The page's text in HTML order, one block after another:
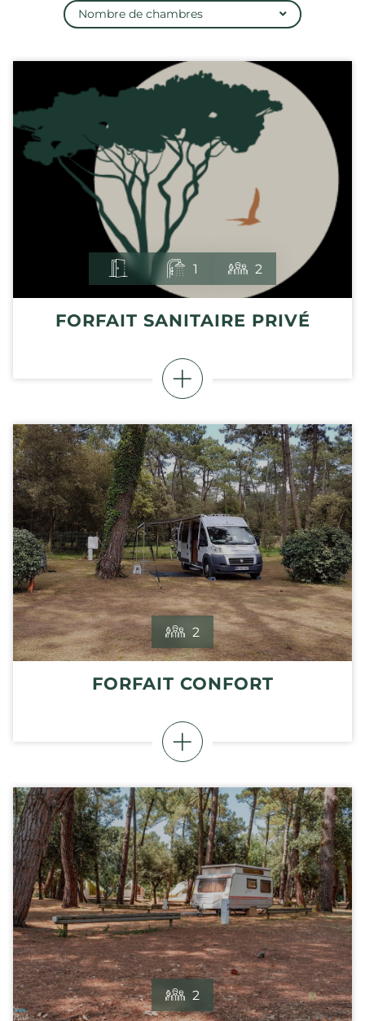
Nombre de chambres
1 2
FORFAIT SANITAIRE PRIVÉ
2
FORFAIT CONFORT
2